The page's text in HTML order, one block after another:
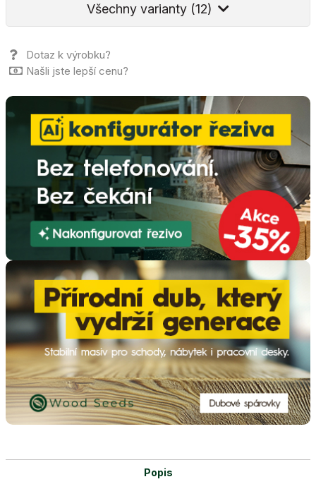
Všechny varianty (12)
Dotaz k výrobku?
Našli jste lepší cenu?
Popis